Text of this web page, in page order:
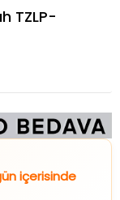
TZLP-
içerisinde